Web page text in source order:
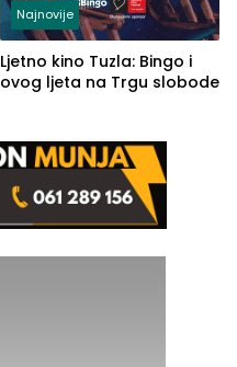
Najnovije
Ljetno kino Tuzla: Bingo i
ovog ljeta na Trgu slobode